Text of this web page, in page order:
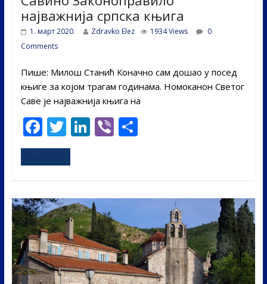
најважнија српска књига
1. март 2020. Zdravko Elez 1934 Views
0
Comments
Пише: Милош Станић Коначно сам дошао у посед
књиге за којом трагам годинама. Номоканон Светог
Саве је најважнија књига на
F
ac
e
o
o
k
T
w
itt
Li
n
dI
n
Vi
b
S